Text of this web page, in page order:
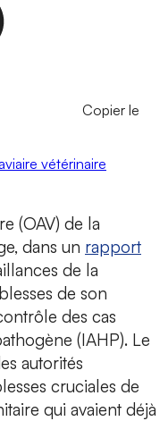
Copier le
vétérinaire
(OAV) de la
dans un rapport
de la
de son
des cas
(IAHP). Le
autorités
cruciales de
qui avaient déjà